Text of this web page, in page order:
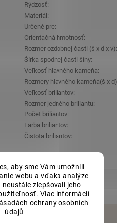
aby sme Vám umožnili
webu a vďaka analýze
neustále zlepšovali jeho
Viac informácií
ochrany osobních
údajů
Rýdzosť:
Materiál :
Určené pre:
Orientačná hmotnosť:
Rozmer ozdobnej časti (š x d x v):
Šírka spodnej časti šíny:
Veľkosť hlavného kameňa:
Rozmery hlavného kameňa(š x d)
Veľkosť briliantov:
Rozmer jedného briliantu:
Počet briliantov:
Farba briliantov:
Čistota briliantov: